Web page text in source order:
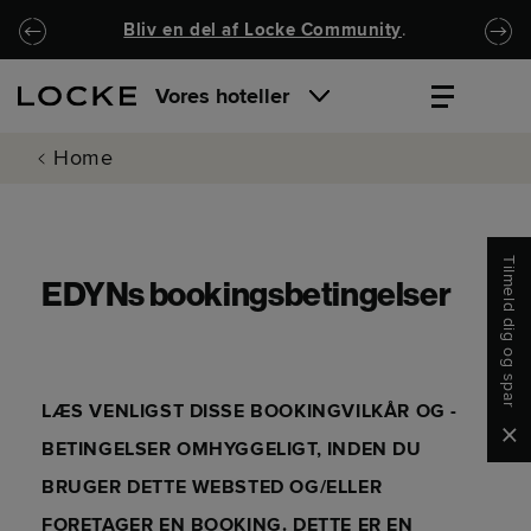
Spring til hovedindhold
Locke.Header.SkipToNav
Bliv en del af Locke Community.
Vores hoteller
Home
EDYNs bookingsbetingelser
LÆS VENLIGST DISSE BOOKINGVILKÅR OG -
BETINGELSER OMHYGGELIGT, INDEN DU
BRUGER DETTE WEBSTED OG/ELLER
FORETAGER EN BOOKING. DETTE ER EN
Tilmeld dig og spar